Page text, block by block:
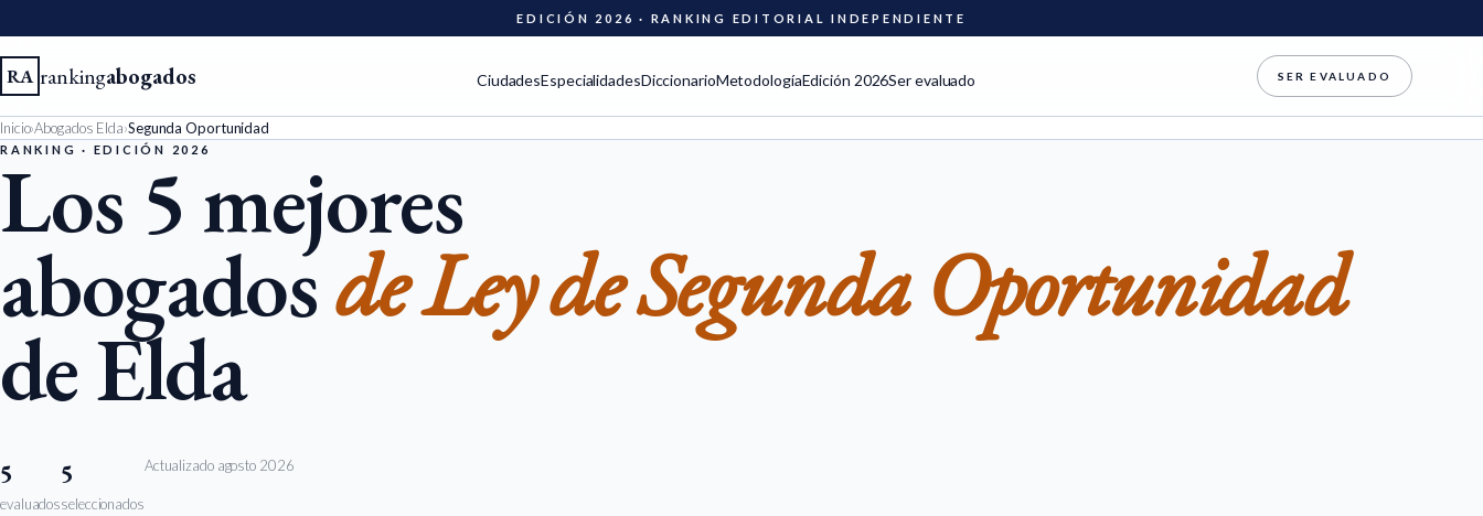
EDICIÓN 2026 · RANKING EDITORIAL INDEPENDIENTE
RA rankingabogados CiudadesEspecialidadesDiccionarioMetodologíaEdición 2026Ser evaluado SER EVALUADO
Inicio›Abogados Elda›Segunda Oportunidad
RANKING · EDICIÓN 2026
Los 5 mejores
abogadosde Ley de Segunda Oportunidad
de Elda
5
evaluados
5
seleccionados
Actualizado agosto 2026